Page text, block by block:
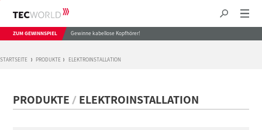
ZUM GEWINNSPIEL Gewinne kabellose Kopfhörer!
STARTSEITE PRODUKTE ELEKTROINSTALLATION
PRODUKTE ELEKTROINSTALLATION